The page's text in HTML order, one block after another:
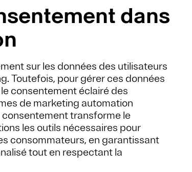
dans
sur les données des utilisateurs
Toutefois, pour gérer ces données
consentement éclairé des
de marketing automation
transforme le
les outils nécessaires pour
consommateurs, en garantissant
tout en respectant la